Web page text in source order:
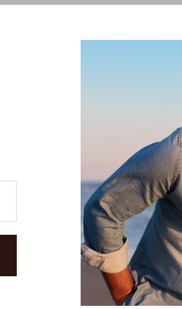
PERCHÉ
Dedico
piace
Ilgustonel mixare
personalità
uniti al giusto mix
anche straniera